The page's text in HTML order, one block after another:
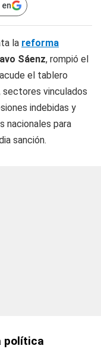
la reforma
Sáenz, rompió el
el tablero
sectores vinculados
indebidas y
nacionales para
sanción.
política